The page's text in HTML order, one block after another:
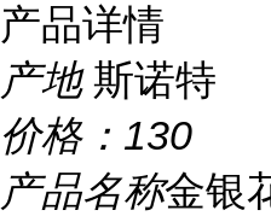
产品详情
产地 斯诺特
价格： 130
产品名称金银